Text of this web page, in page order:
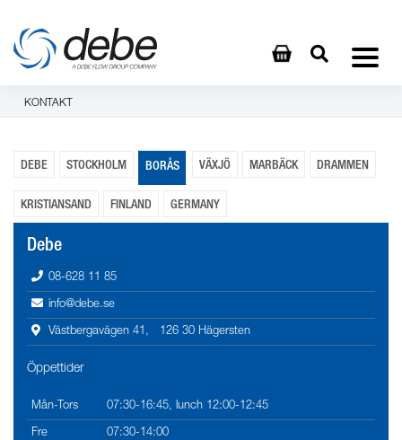
KONTAKT
DEBE STOCKHOLM BORÅS VÄXJÖ MARBÄCK DRAMMEN
KRISTIANSAND FINLAND GERMANY
Debe
08-628 11 85
info@debe.se
Västbergavägen 41, 126 30 Hägersten
Öppettider
Mån-Tors 07:30-16:45, lunch 12:00-12:45
Fre 07:30-14:00